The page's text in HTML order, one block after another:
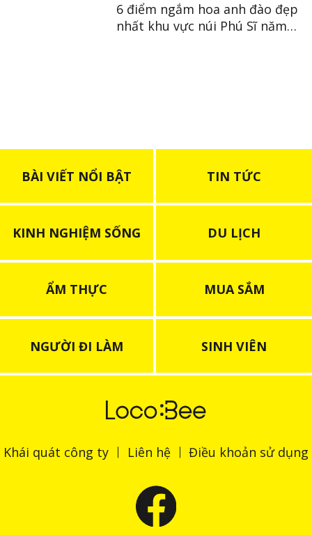
6 điểm ngắm hoa anh đào đẹp
nhất khu vực núi Phú Sĩ năm
BÀI VIẾT NỔI BẬT TIN TỨC
KINH NGHIỆM SỐNG DU LỊCH
ẨM THỰC MUA SẮM
NGƯỜI ĐI LÀM SINH VIÊN
Khái quát công ty Liên hệ Điều khoản sử dụng